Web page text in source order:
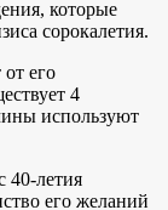
которые
сорокалетия.
его
4
используют
40-летия
его желаний